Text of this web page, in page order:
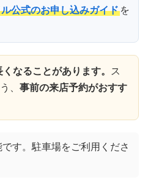
公式のお申し込みガイド を
なることがあります。 ス
、 事前の来店予約がおすす
す。駐車場をご利用くださ